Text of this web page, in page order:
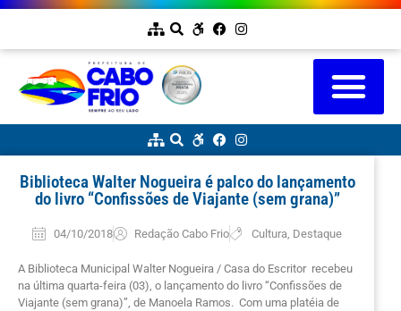
Biblioteca Walter Nogueira é palco do lançamento
do livro “Confissões de Viajante (sem grana)”
04/10/2018 Redação Cabo Frio Cultura Destaque
A Biblioteca Municipal Walter Nogueira / Casa do Escritor recebeu
na última quarta-feira (03), o lançamento do livro “Confissões de
Viajante (sem grana)”, de Manoela Ramos. Com uma platéia de